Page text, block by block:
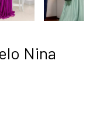
Nina